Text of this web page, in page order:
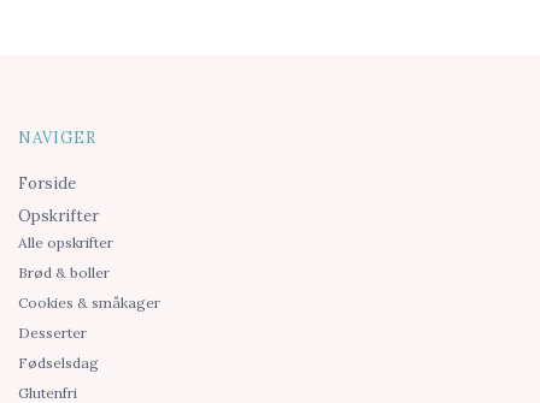
NAVIGER
Forside
Opskrifter
Alle opskrifter
Brød & boller
Cookies & småkager
Desserter
Fødselsdag
Glutenfri